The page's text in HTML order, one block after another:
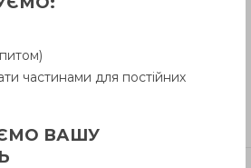
частинами для постійних
ВАШУ